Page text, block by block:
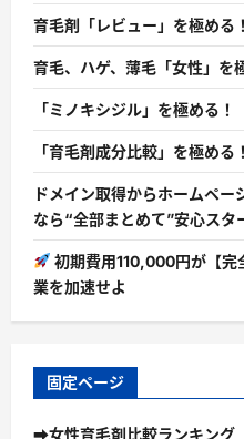
育毛剤「レビュー」を極める！
育毛、ハゲ、薄毛「女性」を
「ミノキシジル」を極める！
「育毛剤成分比較」を極める！
ドメイン取得からホームペー
なら“全部まとめて”安心スタ
初期費用110,000円が【
業を加速せよ
固定ページ
➡女性育毛剤比較ランキング